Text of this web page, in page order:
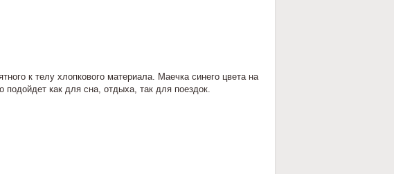
к телу хлопкового материала. Маечка синего цвета на
как для сна, отдыха, так для поездок.